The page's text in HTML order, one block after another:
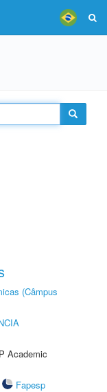
(Câmpus
Academic
Fapesp